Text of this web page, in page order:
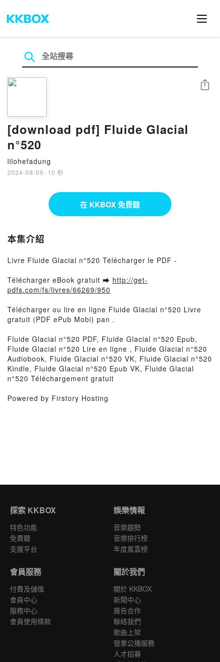
[download pdf] Fluide Glacial
n°520
lilohefadung
2024-08-09 · 10 秒
分享
在 KKBOX 免費聽
本集介紹
Livre Fluide Glacial n°520 Télécharger le PDF -
Télécharger eBook gratuit ➡ http://get-
pdfs.com/fs/livres/66269/950
Télécharger ou lire en ligne Fluide Glacial n°520 Livre
gratuit (PDF ePub Mobi) pan .
Fluide Glacial n°520 PDF, Fluide Glacial n°520 Epub,
Fluide Glacial n°520 Lire en ligne , Fluide Glacial n°520
Audiobook, Fluide Glacial n°520 VK, Fluide Glacial n°520
Kindle, Fluide Glacial n°520 Epub VK, Fluide Glacial
n°520 Téléchargement gratuit
Powered by Firstory Hosting
探索 KKBOX
特色功能
免費聽
支援平台
娛樂情報
音樂趨勢
音樂排行榜
年度風雲榜
會員服務
付費及儲值
會員中心
服務中心
會員使用條款
關於我們
關於 KKBOX
新聞中心
廣告合作
聯絡我們
歌曲上架
營業公播服務
人才招募